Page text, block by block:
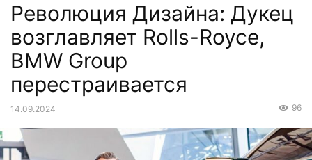
Революция Дизайна: Дукец
возглавляет Rolls-Royce,
BMW Group
перестраивается
14.09.2024 96